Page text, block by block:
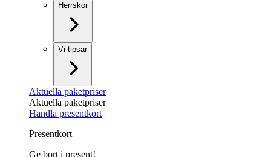
Herrskor
Vi tipsar
Aktuella paketpriser
Aktuella paketpriser
Handla presentkort
Presentkort
Ge bort i present!